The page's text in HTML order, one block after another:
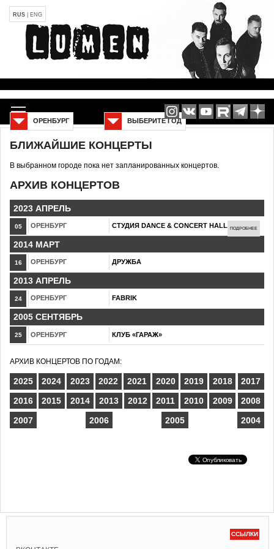
RUS ENG
БЛИЖАЙШИЕ КОНЦЕРТЫ
ВЫБЕРИТЕ ГОД
ОРЕНБУРГ
В выбранном городе пока нет запланированных концертов.
АРХИВ КОНЦЕРТОВ
2023 АПРЕЛЬ
05 ОРЕНБУРГ СТУДИЯ DANCE & CONCERT HALL ПОДРОБНЕЕ
2014 МАРТ
16 ОРЕНБУРГ ДРУЖБА
2013 АПРЕЛЬ
24 ОРЕНБУРГ FABRIK
2005 СЕНТЯБРЬ
25 ОРЕНБУРГ КЛУБ «ГАРАЖ»
АРХИВ КОНЦЕРТОВ ПО ГОДАМ:
2025 2024 2023 2022 2021 2020 2019 2018
2017
2016
2015 2014 2013 2012 2011 2010 2009
2008
2007
2006 2005 2004
ССЫЛКИ